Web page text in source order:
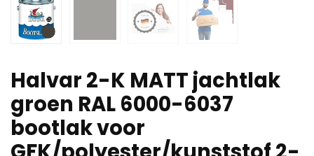
Halvar 2-K MATT jachtlak
groen RAL 6000-6037
bootlak voor